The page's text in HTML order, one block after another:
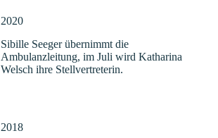
2020
Sibille Seeger übernimmt die
Ambulanzleitung, im Juli wird Katharina
Welsch ihre Stellvertreterin.
2018